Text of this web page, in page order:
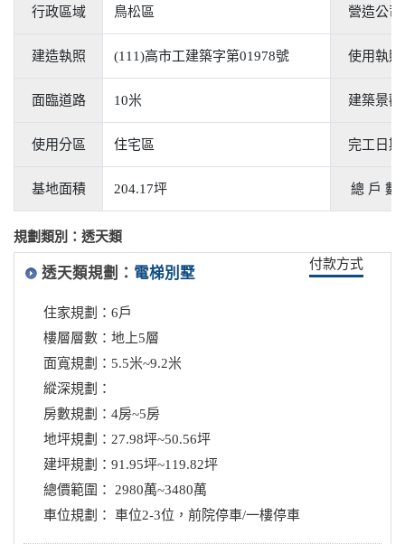
行政區域 鳥松區 營造公司
建造執照 (111)高市工建築字第01978號 使用執照
面臨道路 10米 建築景觀
使用分區 住宅區 完工日期
基地面積 204.17坪 總 戶 數
規劃類別：透天類
付款方式
透天類規劃： 電梯別墅
住家規劃：6戶
樓層層數：地上5層
面寬規劃：5.5米~9.2米
縱深規劃：
房數規劃：4房~5房
地坪規劃：27.98坪~50.56坪
建坪規劃：91.95坪~119.82坪
總價範圍： 2980萬~3480萬
車位規劃： 車位2-3位，前院停車/一樓停車